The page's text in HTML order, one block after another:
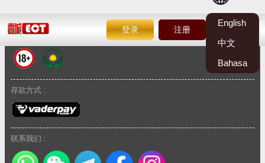
登录 注册
English
中文
Bahasa
认证与安全机构 :
存款方式 :
联系我们 :